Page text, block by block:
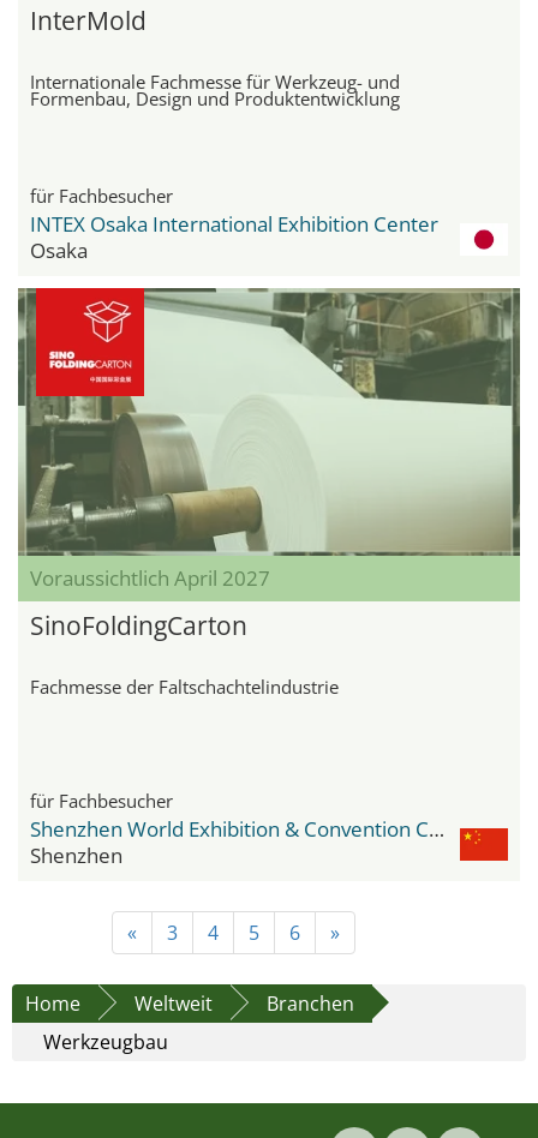
InterMold
Internationale Fachmesse für Werkzeug- und
Formenbau, Design und Produktentwicklung
für Fachbesucher
INTEX Osaka International Exhibition Center
Osaka
Voraussichtlich April 2027
SinoFoldingCarton
Fachmesse der Faltschachtelindustrie
für Fachbesucher
Shenzhen World Exhibition & Convention Center
Shenzhen
« 3 4 5 6 »
Home Weltweit
Branchen
Werkzeugbau